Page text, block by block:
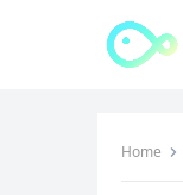
Home